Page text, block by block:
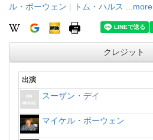
ル・ボーウェン | トム・ハルス ...more
クレジット
出演
スーザン・デイ
マイケル・ボーウェン